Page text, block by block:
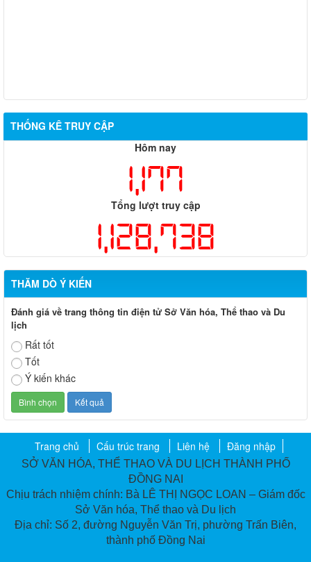
THỐNG KÊ TRUY CẬP
Hôm nay
1,177
Tổng lượt truy cập
1,128,738
THĂM DÒ Ý KIẾN
Đánh giá về trang thông tin điện tử Sở Văn hóa, Thể thao và Du
lịch
Rất tốt
Tốt
Ý kiến khác
Trang chủ Cấu trúc trang Liên hệ Đăng nhập
SỞ VĂN HÓA, THỂ THAO VÀ DU LỊCH THÀNH PHỐ
ĐỒNG NAI
Chịu trách nhiệm chính: Bà LÊ THỊ NGỌC LOAN – Giám đốc
Sở Văn hóa, Thể thao và Du lịch
Địa chỉ: Số 2, đường Nguyễn Văn Trị, phường Trấn Biên,
thành phố Đồng Nai